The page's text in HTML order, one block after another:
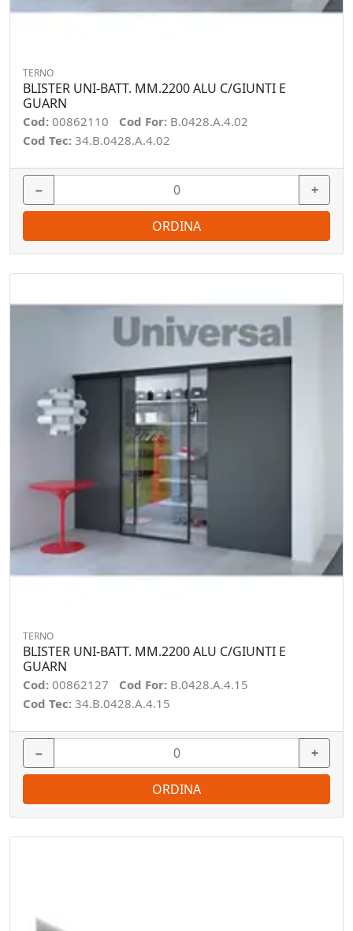
TERNO
BLISTER UNI-BATT. MM.2200 ALU C/GIUNTI E
GUARN
Cod: 00862110 Cod For: B.0428.A.4.02
Cod Tec: 34.B.0428.A.4.02
− +
ORDINA
TERNO
BLISTER UNI-BATT. MM.2200 ALU C/GIUNTI E
GUARN
Cod: 00862127 Cod For: B.0428.A.4.15
Cod Tec: 34.B.0428.A.4.15
− +
ORDINA